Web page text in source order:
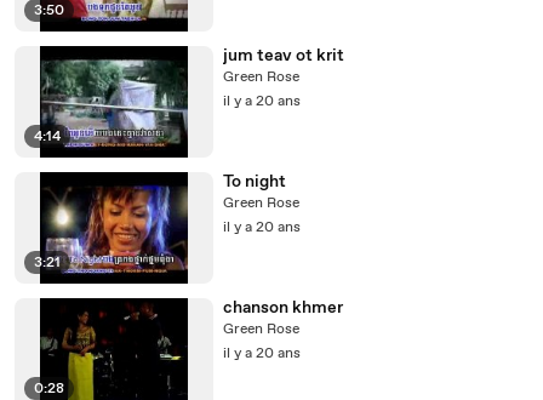
3:50
4:14
jum teav ot krit
Green Rose
il y a 20 ans
3:21
To night
Green Rose
il y a 20 ans
0:28
chanson khmer
Green Rose
il y a 20 ans